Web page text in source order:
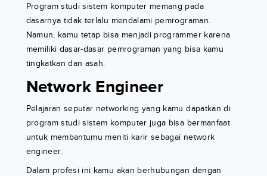
Program studi sistem komputer memang pada
dasarnya tidak terlalu mendalami pemrograman.
Namun, kamu tetap bisa menjadi programmer karena
memiliki dasar-dasar pemrograman yang bisa kamu
tingkatkan dan asah.
Network Engineer
Pelajaran seputar networking yang kamu dapatkan di
program studi sistem komputer juga bisa bermanfaat
untuk membantumu meniti karir sebagai network
engineer.
Dalam profesi ini kamu akan berhubungan dengan